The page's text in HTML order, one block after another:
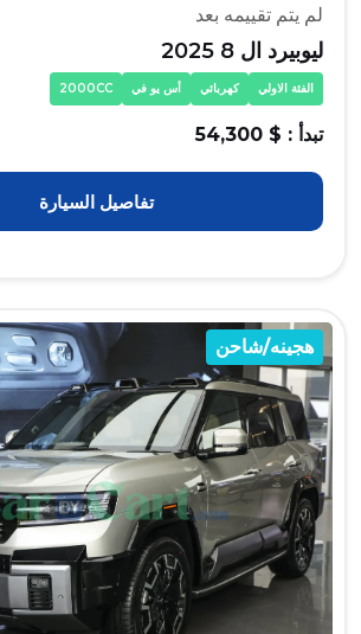
لم يتم تقييمه بعد
ليوبيرد ال 8 2025
الفئة الاولي كهربائي أس يو في 2000CC
تبدأ : $ 54,300
تفاصيل السيارة
هجينه/شاحن